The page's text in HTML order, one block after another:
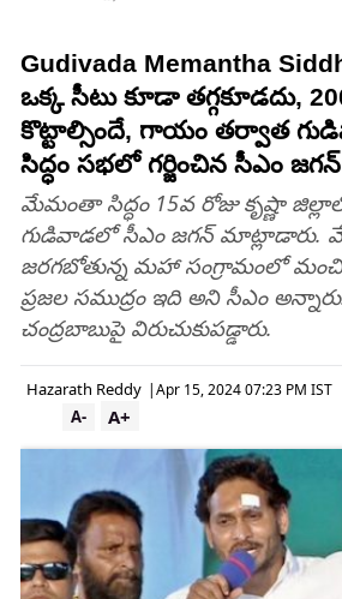
Gudivada Memantha
ఒక్క సీటు కూడా తగ్గకూడదు,
కొట్టాల్సిందే, గాయం తర్వాత
సిద్ధం సభలో గర్జించిన సీఎం జగన్
మేమంతా సిద్ధం 15వ రోజు కృష్ణా
గుడివాడలో సీఎం జగన్ మాట్లాడారు.
జరగబోతున్న మహా సంగ్రామంలో
ప్రజల సముద్రం ఇది అని సీఎం
చంద్రబాబుపై విరుచుకుపడ్డారు.
Hazarath Reddy |Apr 15, 2024 07:23 PM IST
A+
A-